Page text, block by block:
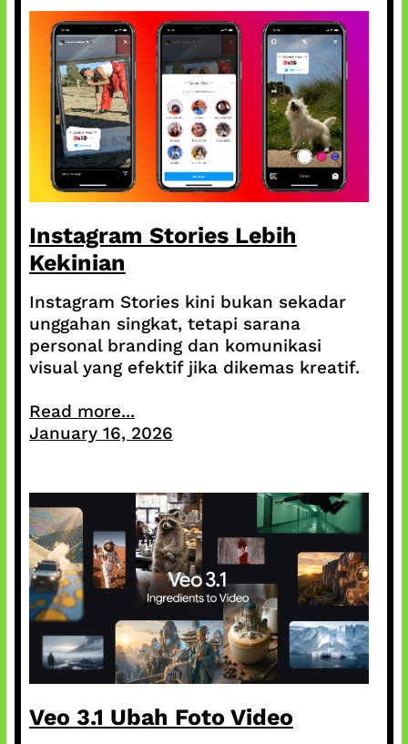
Instagram Stories Lebih
Kekinian
Instagram Stories kini bukan sekadar
unggahan singkat, tetapi sarana
personal branding dan komunikasi
visual yang efektif jika dikemas kreatif.
Read more...
January 16, 2026
Veo 3.1 Ubah Foto Video